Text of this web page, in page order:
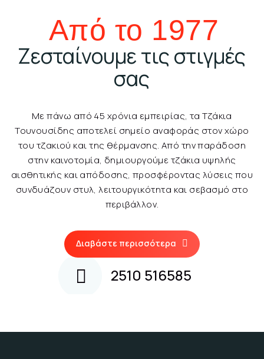
Από το 1977
Ζεσταίνουμε τις στιγμές
σας
Με πάνω από 45 χρόνια εμπειρίας, τα Τζάκια
Τουνουσίδης αποτελεί σημείο αναφοράς στον χώρο
του τζακιού και της θέρμανσης. Από την παράδοση
στην καινοτομία, δημιουργούμε τζάκια υψηλής
αισθητικής και απόδοσης, προσφέροντας λύσεις που
συνδυάζουν στυλ, λειτουργικότητα και σεβασμό στο
περιβάλλον.
Διαβάστε περισσότερα
2510 516585